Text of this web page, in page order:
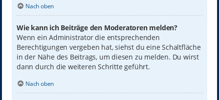
Nach oben
Wie kann ich Beiträge den Moderatoren melden?
Wenn ein Administrator die entsprechenden
Berechtigungen vergeben hat, siehst du eine Schaltfläche
in der Nähe des Beitrags, um diesen zu melden. Du wirst
dann durch die weiteren Schritte geführt.
Nach oben